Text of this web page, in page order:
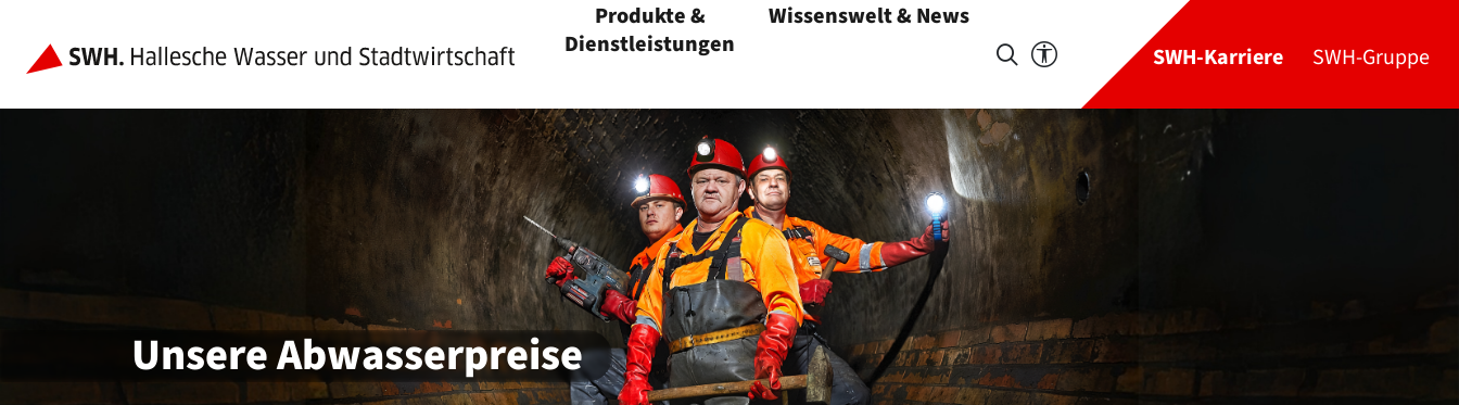
Produkte &
Dienstleistungen
Wissenswelt & News
SWH-Karriere SWH-Gruppe
Unsere Abwasserpreise